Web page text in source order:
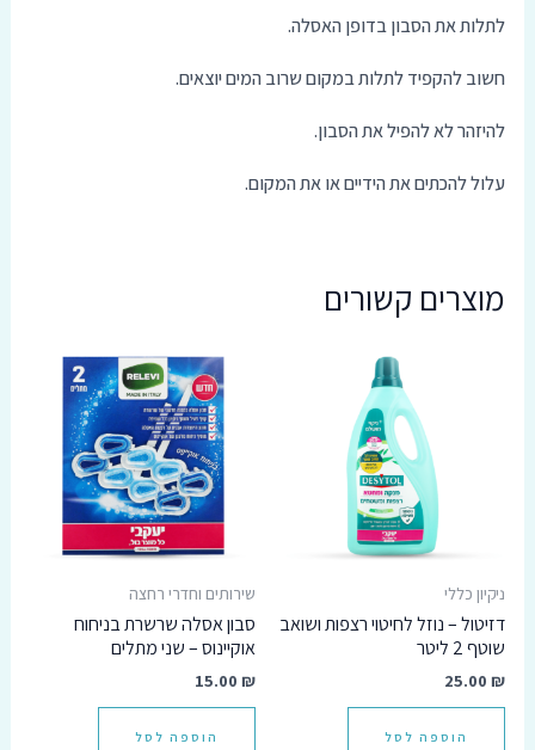
לתלות את הסבון בדופן האסלה.
חשוב להקפיד לתלות במקום שרוב המים יוצאים.
להיזהר לא להפיל את הסבון.
עלול להכתים את הידיים או את המקום.
מוצרים קשורים
ניקיון כללי
דזיטול – נוזל לחיטוי רצפות ושואב
שוטף 2 ליטר
25.00₪
הוספה לסל
שירותים וחדרי רחצה
סבון אסלה שרשרת בניחוח
אוקיינוס – שני מתלים
15.00 ₪
הוספה לסל